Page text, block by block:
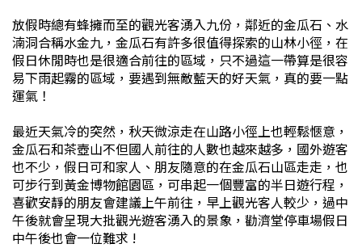
放假時總有蜂擁而至的觀光客湧入九份，鄰近的金瓜石、水
湳洞合稱水金九，金瓜石有許多很值得探索的山林小徑，在
假日休閒時也是很適合前往的區域，只不過這一帶算是很容
易下雨起霧的區域，要遇到無敵藍天的好天氣，真的要一點
運氣！
最近天氣冷的突然，秋天微涼走在山路小徑上也輕鬆愜意，
金瓜石和茶壺山不但國人前往的人數也越來越多，國外遊客
也不少，假日可和家人、朋友隨意的在金瓜石山區走走，也
可步行到黃金博物館園區，可串起一個豐富的半日遊行程，
喜歡安靜的朋友會建議上午前往，早上觀光客人較少，過中
午後就會呈現大批觀光遊客湧入的景象，勸濟堂停車場假日
中午後也會一位難求 !